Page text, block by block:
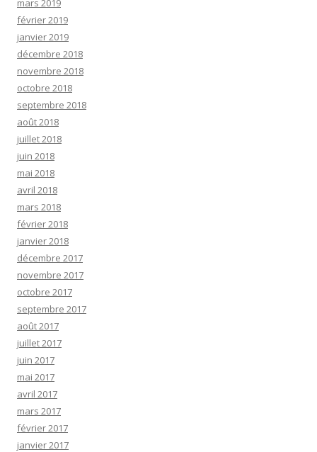
mars 2019
février 2019
janvier 2019
décembre 2018
novembre 2018
octobre 2018
septembre 2018
août 2018
juillet 2018
juin 2018
mai 2018
avril 2018
mars 2018
février 2018
janvier 2018
décembre 2017
novembre 2017
octobre 2017
septembre 2017
août 2017
juillet 2017
juin 2017
mai 2017
avril 2017
mars 2017
février 2017
janvier 2017